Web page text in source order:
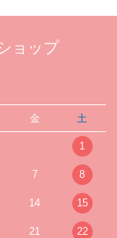
ョップ
金 土
1
7 8
14 15
21 22